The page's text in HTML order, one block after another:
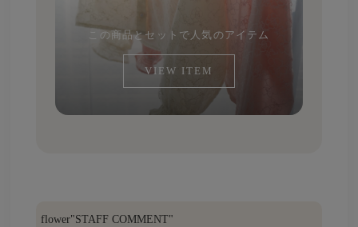
この商品とセットで人気のアイテム
VIEW ITEM
flower"STAFF COMMENT"